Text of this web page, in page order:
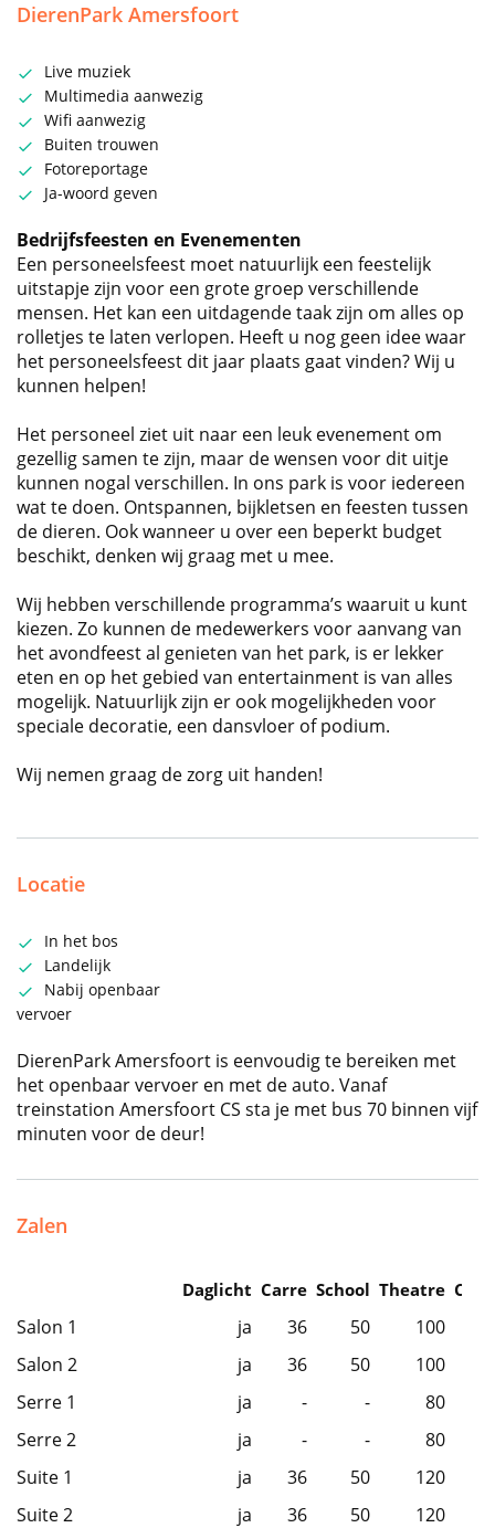
DierenPark Amersfoort
Live muziek
Multimedia aanwezig
Wifi aanwezig
Buiten trouwen
Fotoreportage
Ja-woord geven
Bedrijfsfeesten en Evenementen
Een personeelsfeest moet natuurlijk een feestelijk
uitstapje zijn voor een grote groep verschillende
mensen. Het kan een uitdagende taak zijn om alles op
rolletjes te laten verlopen. Heeft u nog geen idee waar
het personeelsfeest dit jaar plaats gaat vinden? Wij u
kunnen helpen!
Het personeel ziet uit naar een leuk evenement om
gezellig samen te zijn, maar de wensen voor dit uitje
kunnen nogal verschillen. In ons park is voor iedereen
wat te doen. Ontspannen, bijkletsen en feesten tussen
de dieren. Ook wanneer u over een beperkt budget
beschikt, denken wij graag met u mee.
Wij hebben verschillende programma’s waaruit u kunt
kiezen. Zo kunnen de medewerkers voor aanvang van
het avondfeest al genieten van het park, is er lekker
eten en op het gebied van entertainment is van alles
mogelijk. Natuurlijk zijn er ook mogelijkheden voor
speciale decoratie, een dansvloer of podium.
Wij nemen graag de zorg uit handen!
Locatie
In het bos
Landelijk
Nabij openbaar
vervoer
DierenPark Amersfoort is eenvoudig te bereiken met
het openbaar vervoer en met de auto. Vanaf
treinstation Amersfoort CS sta je met bus 70 binnen vijf
minuten voor de deur!
Zalen
Daglicht Carre School Theatre
Salon 1 ja 36 50
100
Salon 2
ja 36 50
100
Serre 1
ja - -
80
Serre 2
ja - -
80
Suite 1
ja 36 50
120
Suite 2
ja 36 50 120